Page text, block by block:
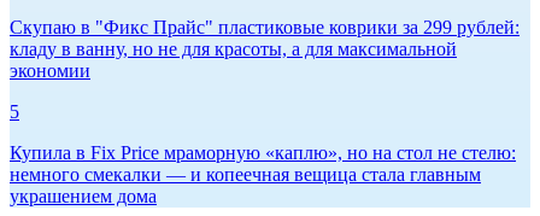
Скупаю в "Фикс Прайс" пластиковые коврики за 299 рублей:
кладу в ванну, но не для красоты, а для максимальной
экономии
5
Купила в Fix Price мраморную «каплю», но на стол не стелю:
немного смекалки — и копеечная вещица стала главным
украшением дома